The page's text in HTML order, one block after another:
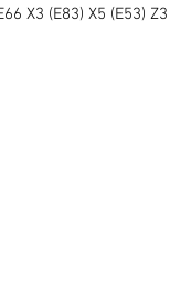
X3 (E83) X5 (E53)